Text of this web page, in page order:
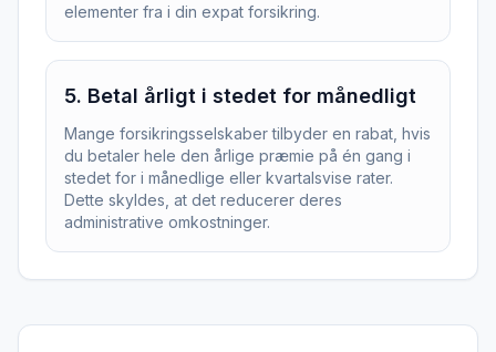
elementer fra i din expat forsikring.
5. Betal årligt i stedet for månedligt
Mange forsikringsselskaber tilbyder en rabat, hvis
du betaler hele den årlige præmie på én gang i
stedet for i månedlige eller kvartalsvise rater.
Dette skyldes, at det reducerer deres
administrative omkostninger.